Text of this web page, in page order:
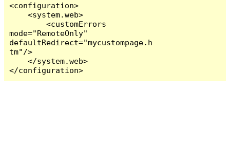
<configuration>
    <system.web>
        <customErrors
mode="RemoteOnly"
defaultRedirect="mycustompage.h
tm"/>
    </system.web>
</configuration>